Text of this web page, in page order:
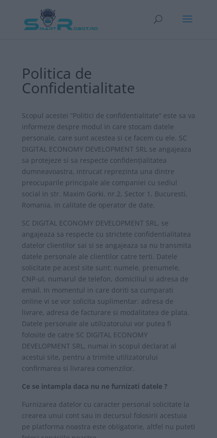
Politica de
Confidentialitate
Scopul acestei “Politici de confidentialitate” este sa va
informeze despre modul in care stocam datele
personale, care sunt acestea si ce facem cu ele. SC
DIGITAL ECONOMY DEVELOPMENT SRL se angajeaza
sa protejeze si sa respecte confidenţialitatea
dumneavoastra, intrucat reprezinta una dintre
preocuparile principale ale companiei cu sediul
social in str. Maxim Gorki, nr.2, Sector 1, Bucuresti,
Romania, in calitate de operator de date.
SC DIGITAL ECONOMY DEVELOPMENT SRL, se
angajeaza sa respecte cu strictete confidentialitatea
datelor clientilor sai si se angajeaza sa nu transmita
datele personale ale clientilor catre terti. Datele
solicitate pe acest site sunt: numele, prenumele,
CNP-ul, numarul de telefon, domiciliul si adresa de
email. In momentul in care doriti sa cumparati
online vi se vor solicita suplimentar: adresa de
livrare, adresa de facturare si modalitatea de plata.
Datele personale ale utilizatorului vor putea fi
folosite de catre SC DIGITAL ECONOMY
DEVELOPMENT SRL, numai in scopul declarat al
acestui site, pentru a trimite utilizatorului
confirmarea si livrarea comenzilor.
Ce se intampla daca nu ne furnizati datele ?
Furnizarea datelor cu caracter personal solicitate la
crearea unui cont sau in decursul folosirii acestuia
pe platforma noastra este obligatorie, altfel nu puteti